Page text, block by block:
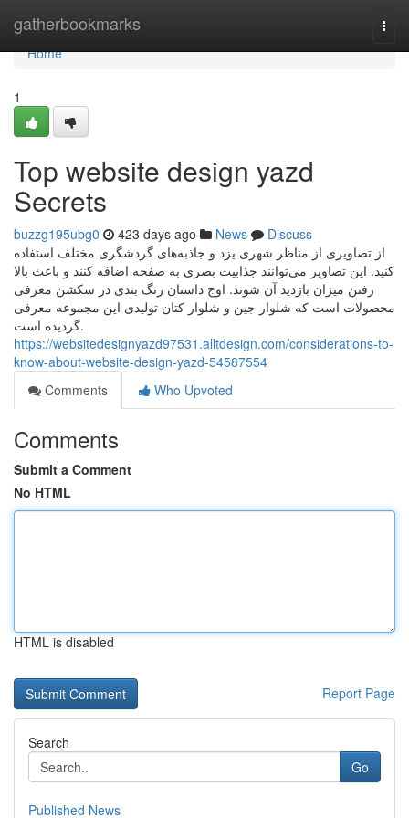
gatherbookmarks
Home
Home
1
Top website design yazd
Secrets
buzzg195ubg0 423 days ago News
Discuss
از تصاویری از مناظر شهری یزد و جاذبه‌های گردشگری مختلف استفاده
کنید. این تصاویر می‌توانند جذابیت بصری به صفحه اضافه کنند و باعث بالا
رفتن میزان بازدید آن شوند. اوج داستان رنگ بندی در سکشن معرفی
محصولات است که شلوار جین و شلوار کتان تولیدی این مجموعه معرفی
گردیده است.
https://websitedesignyazd97531.alltdesign.com/considerations-to-
know-about-website-design-yazd-54587554
Comments
Who Upvoted
Comments
Submit a Comment
No HTML
HTML is disabled
Report Page
Search
Go
Published News